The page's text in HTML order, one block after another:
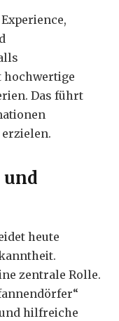
hochwertige
Das führt
heute
zentrale Rolle.
hilfreiche